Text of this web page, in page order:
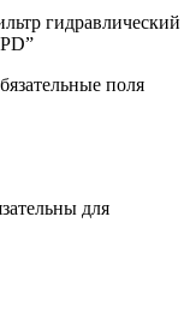
гидравлический
поля
для